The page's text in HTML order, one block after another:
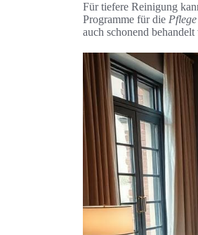
Für tiefere Reinigung
Programme für die Pflege
auch schonend